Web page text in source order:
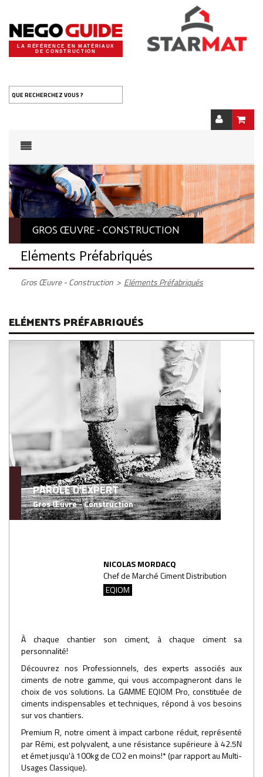
LA RÉFÉRENCE EN MATÉRIAUX
DE CONSTRUCTION
QUE RECHERCHEZ VOUS ?
GROS ŒUVRE - CONSTRUCTION
Eléments Préfabriqués
Gros Œuvre - Construction > Eléments Préfabriqués
ELÉMENTS PRÉFABRIQUÉS
PAROLE D'EXPERT
Gros Œuvre - Construction
NICOLAS MORDACQ
Chef de Marché Ciment Distribution
EQIOM
À chaque chantier son ciment, à chaque ciment sa
personnalité!
Découvrez nos Professionnels, des experts associés aux
ciments de notre gamme, qui vous accompagneront dans le
choix de vos solutions. La GAMME EQIOM Pro, constituée de
ciments indispensables et techniques, répond à vos besoins
sur vos chantiers.
Premium R, notre ciment à impact carbone réduit, représenté
par Rémi, est polyvalent, a une résistance supérieure à 42.5N
et émet jusqu'à 100kg de CO2 en moins!* (par rapport au Multi-
Usages Classique).